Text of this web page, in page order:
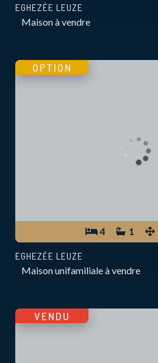
EGHEZÉE LEUZE
Maison à vendre
4 1
OPTION
EGHEZÉE LEUZE
Maison unifamiliale à vendre
VENDU